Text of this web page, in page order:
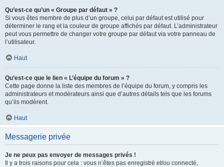
Qu’est-ce qu’un « Groupe par défaut » ?
Si vous êtes membre de plus d’un groupe, celui par défaut est utilisé pour
déterminer le rang et la couleur de groupe affichés par défaut. L’administrateur
peut vous permettre de changer votre groupe par défaut via votre panneau de
l’utilisateur.
Haut
Qu’est-ce que le lien « L’équipe du forum » ?
Cette page donne la liste des membres de l’équipe du forum, y compris les
administrateurs et modérateurs ainsi que d’autres détails tels que les forums
qu’ils modèrent.
Haut
Messagerie privée
Je ne peux pas envoyer de messages privés !
Il y a trois raisons pour cela : vous n’êtes pas enregistré et/ou connecté,